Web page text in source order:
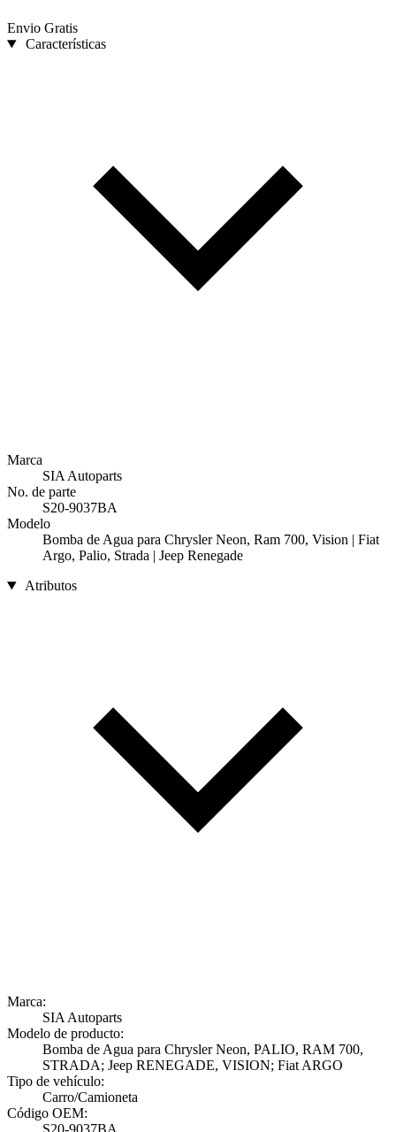
Envio Gratis
Características
Marca
SIA Autoparts
No. de parte
S20-9037BA
Modelo
Bomba de Agua para Chrysler Neon, Ram 700, Vision | Fiat
Argo, Palio, Strada | Jeep Renegade
Atributos
Marca:
SIA Autoparts
Modelo de producto:
Bomba de Agua para Chrysler Neon, PALIO, RAM 700,
STRADA; Jeep RENEGADE, VISION; Fiat ARGO
Tipo de vehículo:
Carro/Camioneta
Código OEM:
S20-9037BA